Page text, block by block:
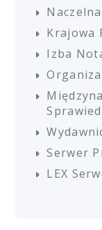
Krajowa
Izba
Serwer
LEX